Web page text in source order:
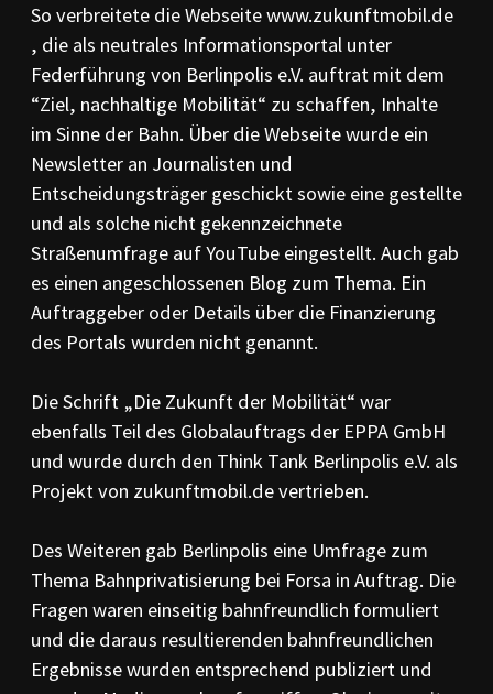
So verbreitete die Webseite www.zukunftmobil.de
, die als neutrales Informationsportal unter
Federführung von Berlinpolis e.V. auftrat mit dem
“Ziel, nachhaltige Mobilität“ zu schaffen, Inhalte
im Sinne der Bahn. Über die Webseite wurde ein
Newsletter an Journalisten und
Entscheidungsträger geschickt sowie eine gestellte
und als solche nicht gekennzeichnete
Straßenumfrage auf YouTube eingestellt. Auch gab
es einen angeschlossenen Blog zum Thema. Ein
Auftraggeber oder Details über die Finanzierung
des Portals wurden nicht genannt.
Die Schrift „Die Zukunft der Mobilität“ war
ebenfalls Teil des Globalauftrags der EPPA GmbH
und wurde durch den Think Tank Berlinpolis e.V. als
Projekt von zukunftmobil.de vertrieben.
Des Weiteren gab Berlinpolis eine Umfrage zum
Thema Bahnprivatisierung bei Forsa in Auftrag. Die
Fragen waren einseitig bahnfreundlich formuliert
und die daraus resultierenden bahnfreundlichen
Ergebnisse wurden entsprechend publiziert und